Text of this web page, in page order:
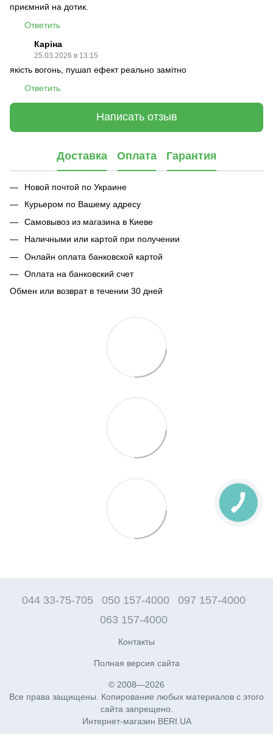
приємний на дотик.
Ответить
Каріна
25.03.2026 в 13:15
якість вогонь, пушап ефект реально замітно
Ответить
Написать отзыв
Доставка Оплата Гарантия
Новой почтой по Украине
Курьером по Вашему адресу
Самовывоз из магазина в Киеве
Наличными или картой при получении
Онлайн оплата банковской картой
Оплата на банковский счет
Обмен или возврат в течении 30 дней
044 33-75-705 050 157-4000
097 157-4000
063 157-4000
Контакты
Полная версия сайта
© 2008—2026
Все права защищены. Копирование любых материалов с этого
сайта запрещено.
Интернет-магазин BERI.UA